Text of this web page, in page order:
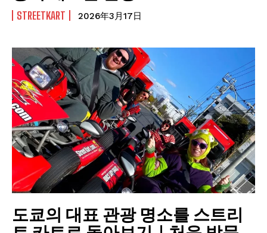
STREETKART 2026年3月17日
도쿄의 대표 관광 명소를 스트리